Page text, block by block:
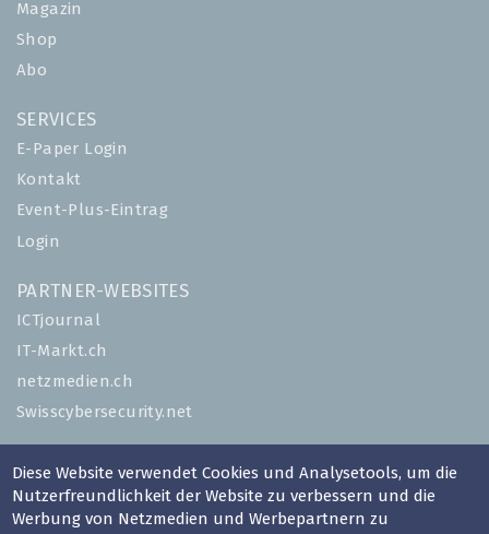
Magazin
Shop
Abo
SERVICES
E-Paper Login
Kontakt
Event-Plus-Eintrag
Login
PARTNER-WEBSITES
ICTjournal
IT-Markt.ch
netzmedien.ch
Swisscybersecurity.net
© NETZMEDIEN AG 2026
Impressum
AGB
Diese Website verwendet Cookies und Analysetools, um die
Nutzerfreundlichkeit der Website zu verbessern und die
Werbung von Netzmedien und Werbepartnern zu